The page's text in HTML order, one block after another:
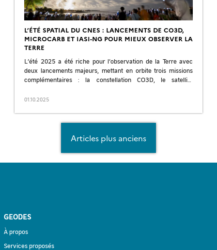
L’ÉTÉ SPATIAL DU CNES : LANCEMENTS DE CO3D,
MICROCARB ET IASI-NG POUR MIEUX OBSERVER LA
TERRE
L’été 2025 a été riche pour l’observation de la Terre avec
deux lancements majeurs, mettant en orbite trois missions
complémentaires : la constellation CO3D, le satellite
01.10.2025
Articles plus anciens
GEODES
À propos
Services proposés